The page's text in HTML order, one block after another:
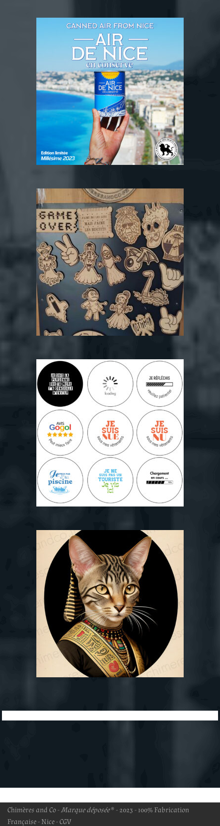
Chimères and Co -Marque déposée® - 2023 - 100% Fabrication
Française - Nice -CGV